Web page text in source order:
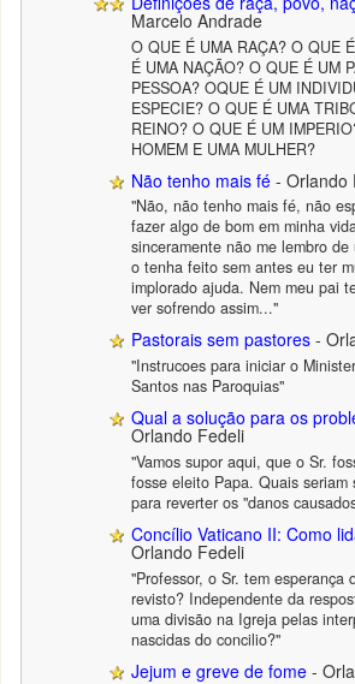
Marcelo Andrade
O QUE É UMA RAÇA? O QUE
É UMA NAÇÃO? O QUE É UM
PESSOA? OQUE É UM
ESPECIE? O QUE É UMA
REINO? O QUE É UM
HOMEM E UMA MULHER?
Não tenho mais fé - Orlando
"Não, não tenho mais fé, não
fazer algo de bom em minha
sinceramente não me lembro
o tenha feito sem antes eu ter
implorado ajuda. Nem meu pai
ver sofrendo assim..."
Pastorais sem pastores -
"Instrucoes para iniciar o
Santos nas Paroquias"
Qual a solução para os
Orlando Fedeli
"Vamos supor aqui, que o Sr.
fosse eleito Papa. Quais seriam
para reverter os "danos
Concílio Vaticano II: Como
Orlando Fedeli
"Professor, o Sr. tem esperança
revisto? Independente da
uma divisão na Igreja pelas
nascidas do concilio?"
Jejum e greve de fome -